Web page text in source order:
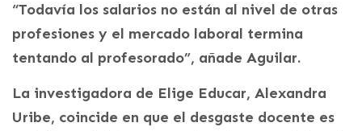
“Todavía los salarios no están al nivel de otras
profesiones y el mercado laboral termina
tentando al profesorado”, añade Aguilar.
La investigadora de Elige Educar, Alexandra
Uribe, coincide en que el desgaste docente es